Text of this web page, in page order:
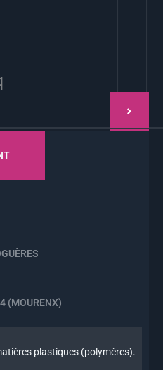
(MOURENX)
plastiques (polymères).